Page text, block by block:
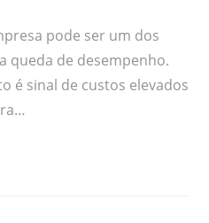
pode ser um dos
queda de desempenho.
é sinal de custos elevados